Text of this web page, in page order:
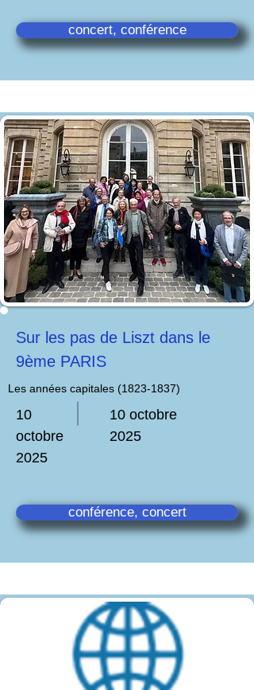
concert, conférence
Sur les pas de Liszt dans le
9ème PARIS
Les années capitales (1823-1837)
10
octobre
2025
10 octobre
2025
conférence, concert